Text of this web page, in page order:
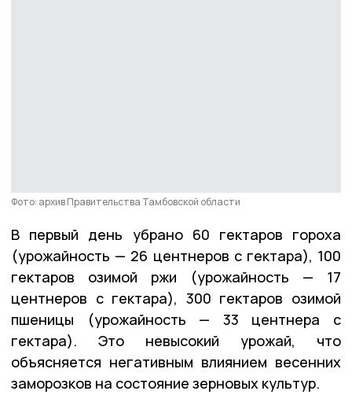
Фото: архив Правительства Тамбовской области
В первый день убрано 60 гектаров гороха
(урожайность — 26 центнеров с гектара), 100
гектаров озимой ржи (урожайность — 17
центнеров с гектара), 300 гектаров озимой
пшеницы (урожайность — 33 центнера с
гектара). Это невысокий урожай, что
объясняется негативным влиянием весенних
заморозков на состояние зерновых культур.